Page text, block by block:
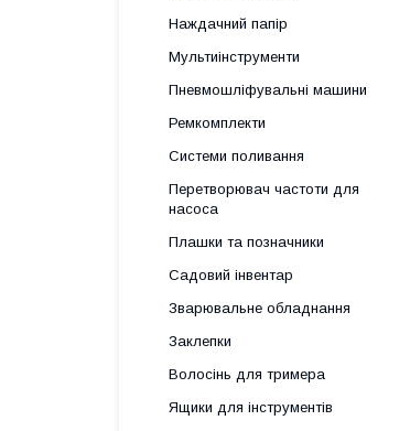
Наждачний папір
Мультиінструменти
Пневмошліфувальні машини
Ремкомплекти
Системи поливання
Перетворювач частоти для
насоса
Плашки та позначники
Садовий інвентар
Зварювальне обладнання
Заклепки
Волосінь для тримера
Ящики для інструментів